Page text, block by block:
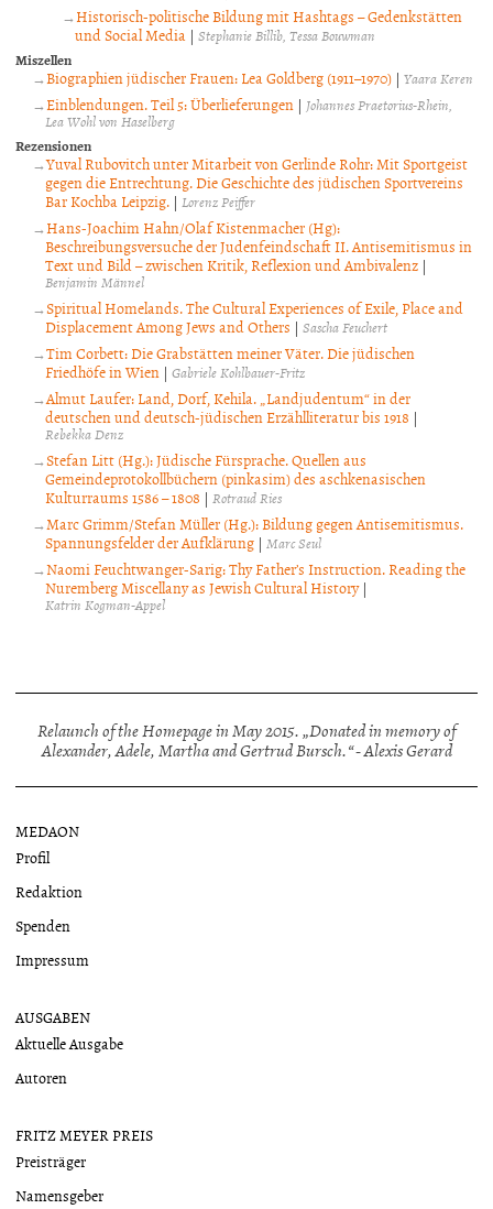
Historisch-politische Bildung mit Hashtags – Gedenkstätten
und Social Media | Stephanie Billib Tessa Bouwman
Miszellen
Biographien jüdischer Frauen: Lea Goldberg (1911–1970) |Yaara Keren
Einblendungen. Teil 5: Überlieferungen | Johannes Praetorius-Rhein
Lea Wohl von Haselberg
Rezensionen
Yuval Rubovitch unter Mitarbeit von Gerlinde Rohr: Mit Sportgeist
gegen die Entrechtung. Die Geschichte des jüdischen Sportvereins
Bar Kochba Leipzig. | Lorenz Peiffer
Hans-Joachim Hahn/Olaf Kistenmacher (Hg):
Beschreibungsversuche der Judenfeindschaft II. Antisemitismus in
Text und Bild – zwischen Kritik, Reflexion und Ambivalenz |
Benjamin Männel
Spiritual Homelands. The Cultural Experiences of Exile, Place and
Displacement Among Jews and Others | Sascha Feuchert
Tim Corbett: Die Grabstätten meiner Väter. Die jüdischen
Friedhöfe in Wien | Gabriele Kohlbauer-Fritz
Almut Laufer: Land, Dorf, Kehila. „Landjudentum“ in der
deutschen und deutsch-jüdischen Erzählliteratur bis 1918 |
Rebekka Denz
Stefan Litt (Hg.): Jüdische Fürsprache. Quellen aus
Gemeindeprotokollbüchern (pinkasim) des aschkenasischen
Kulturraums 1586 – 1808 | Rotraud Ries
Marc Grimm/Stefan Müller (Hg.): Bildung gegen Antisemitismus.
Spannungsfelder der Aufklärung | Marc Seul
Naomi Feuchtwanger-Sarig: Thy Father’s Instruction. Reading the
Nuremberg Miscellany as Jewish Cultural History|
Katrin Kogman-Appel
Relaunch of the Homepage in May 2015. „Donated in memory of
Alexander, Adele, Martha and Gertrud Bursch.“ - Alexis Gerard
MEDAON
Profil
Redaktion
Spenden
Impressum
AUSGABEN
Aktuelle Ausgabe
Autoren
FRITZ MEYER PREIS
Preisträger
Namensgeber